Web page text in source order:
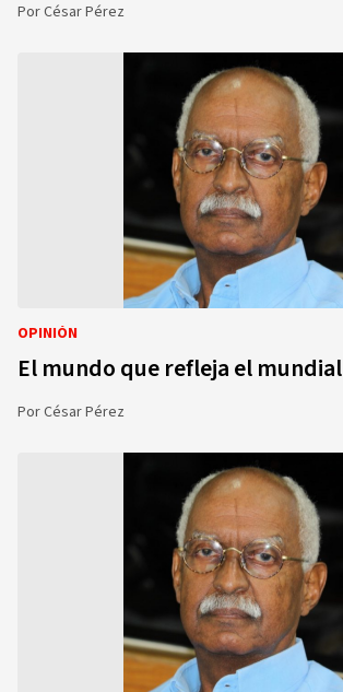
PorCésar Pérez
OPINIÓN
El mundo que refleja el mundial
PorCésar Pérez